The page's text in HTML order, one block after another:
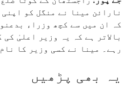
نارائن مینا نے منگل کو
کہ ان میں سے کچھ وزراء
بالاتر ہے کہ یہ وزیر اعلیٰ
رہے۔ مینا نے کسی وزیر کا نام
یہ بھی پڑھیں